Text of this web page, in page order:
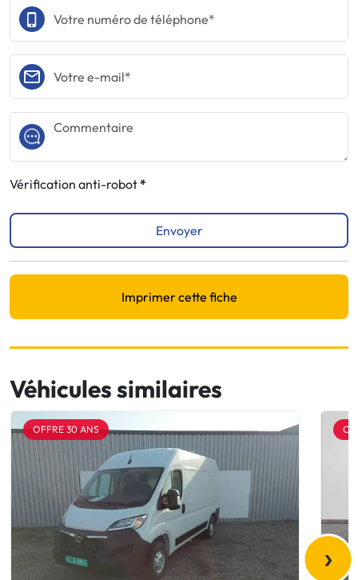
Vérification anti-robot
Envoyer
Imprimer cette fiche
Véhicules similaires
OFFRE 30 ANS
›